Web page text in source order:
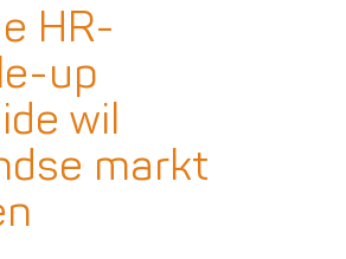
HR-
up
wil
markt